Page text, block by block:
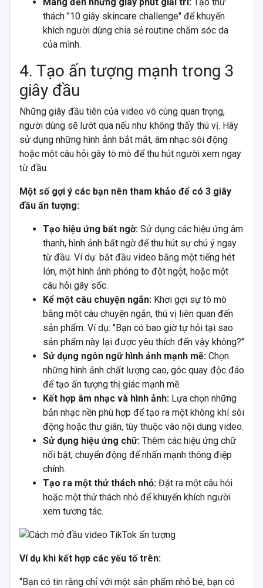
thách "10 giây skincare challenge" để khuyến
khích người dùng chia sẻ routine chăm sóc da
của mình.
4. Tạo ấn tượng mạnh trong 3
giây đầu
Những giây đầu tiên của video vô cùng quan trọng,
người dùng sẽ lướt qua nếu như không thấy thú vị. Hãy
sử dụng những hình ảnh bắt mắt, âm nhạc sôi động
hoặc một câu hỏi gây tò mò để thu hút người xem ngay
từ đầu.
Một số gợi ý các bạn nên tham khảo để có 3 giây
đầu ấn tượng:
Tạo hiệu ứng bất ngờ:Sử dụng các hiệu ứng âm
thanh, hình ảnh bất ngờ để thu hút sự chú ý ngay
từ đầu. Ví dụ: bắt đầu video bằng một tiếng hét
lớn, một hình ảnh phóng to đột ngột, hoặc một
câu hỏi gây sốc.
Kể một câu chuyện ngắn:Khơi gợi sự tò mò
bằng một câu chuyện ngắn, thú vị liên quan đến
sản phẩm. Ví dụ: "Bạn có bao giờ tự hỏi tại sao
sản phẩm này lại được yêu thích đến vậy không?"
Sử dụng ngôn ngữ hình ảnh mạnh mẽ:Chọn
những hình ảnh chất lượng cao, góc quay độc đáo
để tạo ấn tượng thị giác mạnh mẽ.
Kết hợp âm nhạc và hình ảnh:Lựa chọn những
bản nhạc nền phù hợp để tạo ra một không khí sôi
động hoặc thư giãn, tùy thuộc vào nội dung video.
Sử dụng hiệu ứng chữ:Thêm các hiệu ứng chữ
nổi bật, chuyển động để nhấn mạnh thông điệp
chính.
Tạo ra một thử thách nhỏ:Đặt ra một câu hỏi
hoặc một thử thách nhỏ để khuyến khích người
xem tương tác.
Ví dụ khi kết hợp các yếu tố trên:
“Bạn có tin rằng chỉ với một sản phẩm nhỏ bé, bạn có